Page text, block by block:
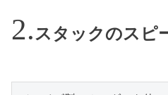
スタックのスピ